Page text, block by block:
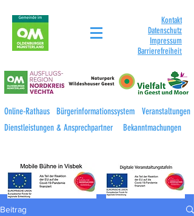
Kontakt
Datenschutz
Impressum
Barrierefreiheit
Online-Rathaus Bürgerinformationssystem
Veranstaltungen
Dienstleistungen & Ansprechpartner
Bekanntmachungen
Beitrag